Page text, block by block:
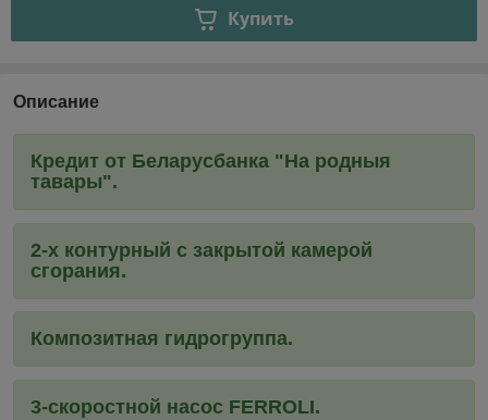
Купить
Описание
Кредит от Беларусбанка "На родныя
тавары".
2-х контурный с закрытой камерой
сгорания.
Композитная гидрогруппа.
3-скоростной насос FERROLI.